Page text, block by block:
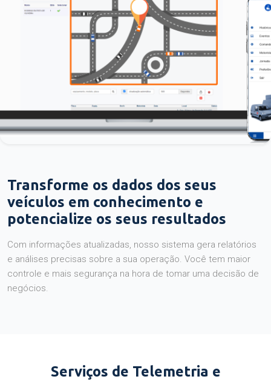
Transforme os dados dos seus
veículos em conhecimento e
potencialize os seus resultados
Com informações atualizadas, nosso sistema gera relatórios
e análises precisas sobre a sua operação. Você tem maior
controle e mais segurança na hora de tomar uma decisão de
negócios.
Serviços de Telemetria e